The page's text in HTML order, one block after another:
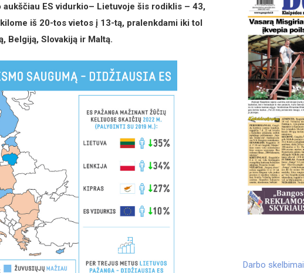
ES vidurkio– Lietuvoje šis rodiklis – 43,
iš 20-tos vietos į 13-tą, pralenkdami iki tol
Belgiją, Slovakiją ir Maltą.
Darbo skelbimai